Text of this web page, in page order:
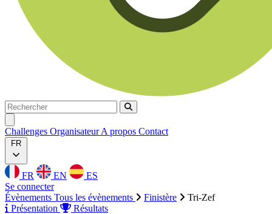
Rechercher
Rechercher
Challenges OrganisateurA propos Contact
FR
FR EN
ES
Se connecter
Évènements Tous les évènements Finistère
Tri-Zef
Présentation
Résultats